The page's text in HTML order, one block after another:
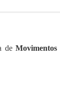
deMovimentos